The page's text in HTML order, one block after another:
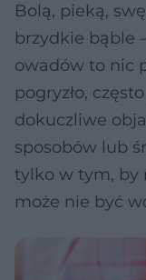
Bolą, pieką,
brzydkie bąble
owadów to nic
pogryzło,
dokuczliwe
sposobów lub
tylko w tym, by
może nie być